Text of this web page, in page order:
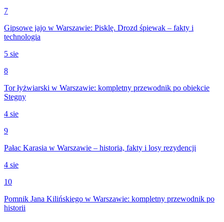
7
Gipsowe jajo w Warszawie: Pisklę. Drozd śpiewak – fakty i
technologia
5 sie
8
Tor łyżwiarski w Warszawie: kompletny przewodnik po obiekcie
Stegny
4 sie
9
Pałac Karasia w Warszawie – historia, fakty i losy rezydencji
4 sie
10
Pomnik Jana Kilińskiego w Warszawie: kompletny przewodnik po
historii